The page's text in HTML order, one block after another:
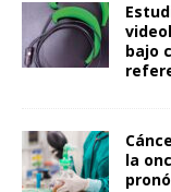
bajo
la